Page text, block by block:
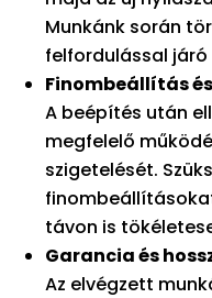
Munkánk során
felfordulással járó
Finombeállítás
A beépítés után
megfelelő
szigetelését.
távon is
Garancia és
Az elvégzett